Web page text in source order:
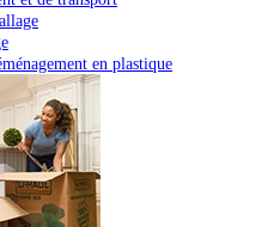
en plastique